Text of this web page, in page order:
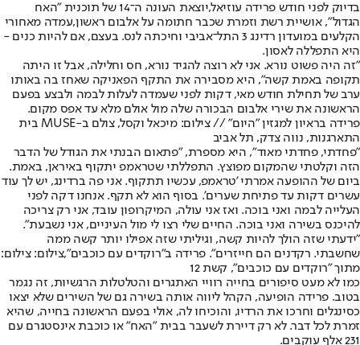
בדיוק לפני חודש פרידה עוזיאל,
יוצאת העונה ה־14 של תוכנית "האח
הגדול", אושיית רשת וזמרת שכבר חתומה על אלבום ראשון,עמדה מאחורי
הקלעים במועדון רדינג 3 התל־אביבי וחיכתה לנס
. בעצם, אם להיות כנים -
היא התפללה לאסון.
"זה היה פשוט נורא. אני לא רוצה להגיד נורא, חס וחלילה, אבל זו היתה
תקופה באמת קשה", היא מסבירה את התקף הפאניקה שאחז בה באותו
ערב של תחילת חודש מאי, דקות לפני שעמדה לעלות לבמה ולבצע בפעם
הראשונה את שירי אלבום הבכורה שלה מול אולם מלא עד אפס מקום.
פרידה בראיון למגזין "היום" // צילום: מיכאל וקסל, צולם ב-MUSE בית
התארגנות, נווה צדק, תל אביב
"פחדתי, פחדתי מאוד", היא מספרת, "פתאום הבנתי את הגודל של הדבר
הזה וקלטתי שהמקום מפוצץ. התפללתי שטראמפ יתקוף באיראן, באמת.
ביום של ההופעה אמרתי 'טראמפ, עכשיו תתקוף. אני פה ברדינג, יש לך עוד
עשרים דקות עד פתיחת שערים'. בסוף הוא לא תקף. אנחנו דקה לפני
העלייה לבמה ואני בוכה. ואז אני עולה, המיקרופון עובד, אני רק צריכה
להיכנס בשירה ואני בוכה. החיים שלי רצו לי מול העיניים, אני נשבעת".
"ידעתי שזה הולך להיות קשה, וגיליתי שזה אפילו יותר קשה ממה
שחשבתי. רקדנים הם חייזרים". פרידה ב"רוקדים עם כוכבים",צילום: צילום:
מתוך "רוקדים עם כוכבים", קשת 12
כמו לא מעט סיפורים בחייה רוויי האתגרים והטלטלות הרגשיות, זה נגמר
בטוב. פרידה הופיעה, הקהל ליווה אותה בשירה גם של השירים שלא יצאו
כסינגלים וחרכו את הרדיו, והוכיחו לה, אולי בפעם הראשונה בחייה, שהיא
זמרת לכל דבר. לא רק דיירת לשעבר בבית "האח" או כוכבת אינסטגרם עם
231 אלף עוקבים.